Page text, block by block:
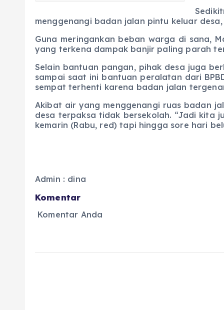
menggenangi badan jalan pintu keluar
Guna meringankan beban warga di sana,
yang terkena dampak banjir paling parah
Selain bantuan pangan, pihak desa juga
sampai saat ini bantuan peralatan dari
sempat terhenti karena badan jalan
Akibat air yang menggenangi ruas badan
desa terpaksa tidak bersekolah. “Jadi kita
kemarin (Rabu, red) tapi hingga sore hari
Admin : dina
Komentar
Komentar Anda